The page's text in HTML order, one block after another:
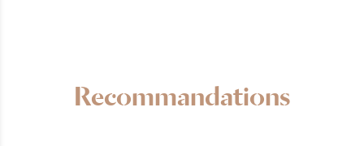
Recommandations